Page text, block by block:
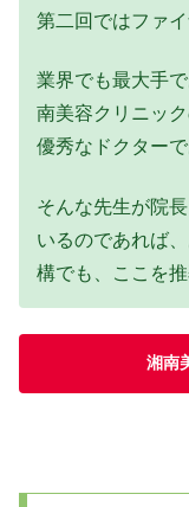
第二回ではファ
業界でも最大手
南美容クリニッ
優秀なドクター
そんな先生が院
いるのであれば
構でも、ここを推
湘南